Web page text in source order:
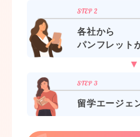
各社から
パンフレット
留学エージェ